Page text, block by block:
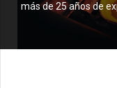
más de 25 años de